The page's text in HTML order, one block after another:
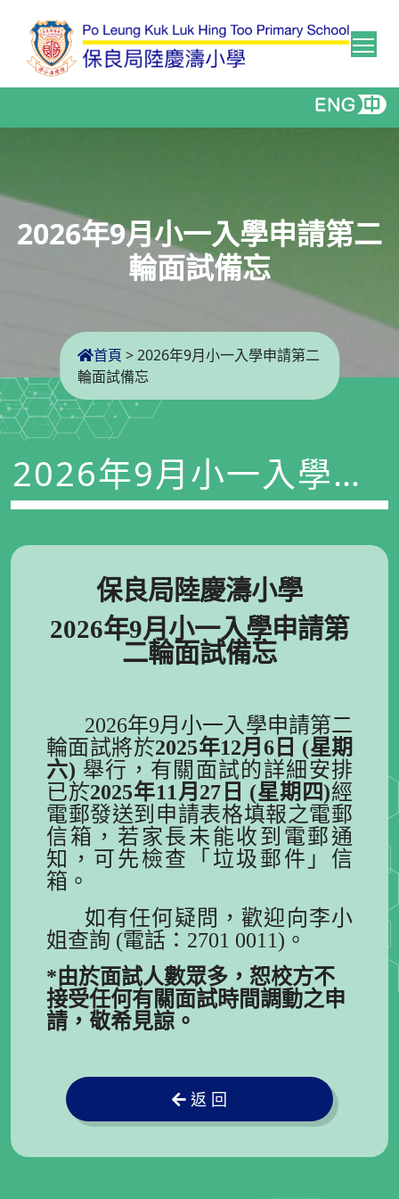
2026年9月小一入學申請第二
輪面試備忘
首頁 >2026年9月小一入學申請第二
輪面試備忘
2026年9月小一入學申
請第二輪面試備忘
保良局陸慶濤小學
2026年9月小一入學申請第
二輪面試備忘
2026年9月小一入學申請第二
輪面試將於2025年12月6日 (星期
六) 舉行，有關面試的詳細安排
已於2025年11月27日 (星期四)經
電郵發送到申請表格填報之電郵
信箱，若家長未能收到電郵通
知，可先檢查「垃圾郵件」信
箱。
如有任何疑問，歡迎向李小
姐查詢 (電話：2701 0011)。
*由於面試人數眾多，恕校方不
接受任何有關面試時間調動之申
請，敬希見諒。
返 回